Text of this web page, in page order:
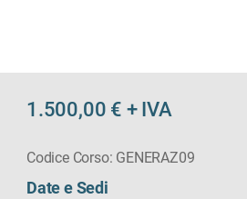
1.500,00 € + IVA
Codice Corso: GENERAZ09
Date e Sedi